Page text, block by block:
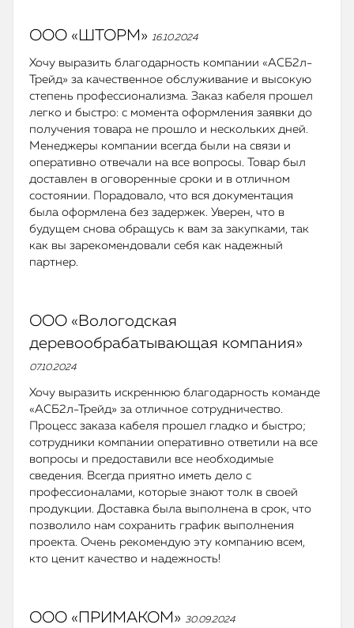
ООО «ШТОРМ» 16.10.2024
Хочу выразить благодарность компании «АСБ2л-
Трейд» за качественное обслуживание и высокую
степень профессионализма. Заказ кабеля прошел
легко и быстро: с момента оформления заявки до
получения товара не прошло и нескольких дней.
Менеджеры компании всегда были на связи и
оперативно отвечали на все вопросы. Товар был
доставлен в оговоренные сроки и в отличном
состоянии. Порадовало, что вся документация
была оформлена без задержек. Уверен, что в
будущем снова обращусь к вам за закупками, так
как вы зарекомендовали себя как надежный
партнер.
ООО «Вологодская
деревообрабатывающая компания»
07.10.2024
Хочу выразить искреннюю благодарность команде
«АСБ2л-Трейд» за отличное сотрудничество.
Процесс заказа кабеля прошел гладко и быстро;
сотрудники компании оперативно ответили на все
вопросы и предоставили все необходимые
сведения. Всегда приятно иметь дело с
профессионалами, которые знают толк в своей
продукции. Доставка была выполнена в срок, что
позволило нам сохранить график выполнения
проекта. Очень рекомендую эту компанию всем,
кто ценит качество и надежность!
ООО «ПРИМАКОМ» 30.09.2024